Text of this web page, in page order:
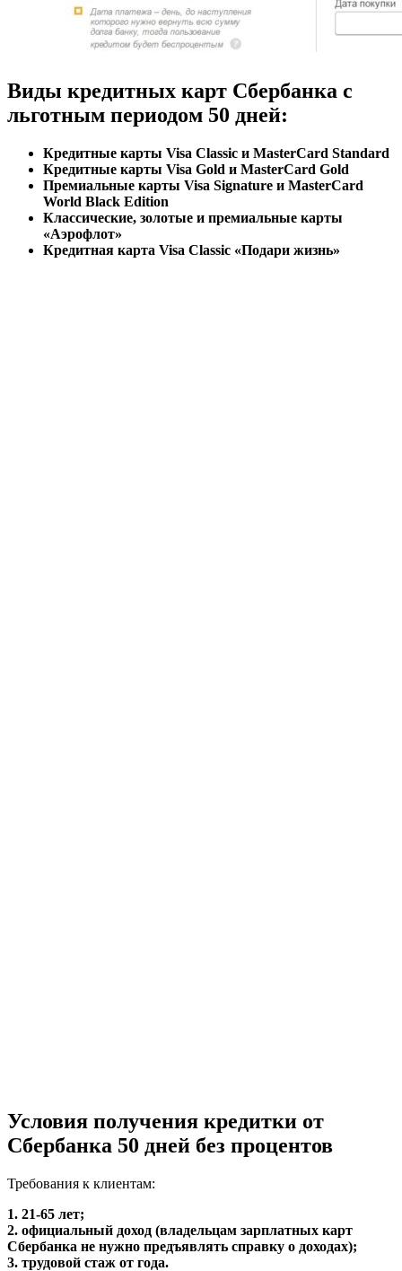
Виды кредитных карт Сбербанка с
льготным периодом 50 дней:
Кредитные карты Visa Classic и MasterCard Standard
Кредитные карты Visa Gold и MasterCard Gold
Премиальные карты Visa Signature и MasterCard
World Black Edition
Классические, золотые и премиальные карты
«Аэрофлот»
Кредитная карта Visa Classic «Подари жизнь»
Условия получения кредитки от
Сбербанка 50 дней без процентов
Требования к клиентам:
1. 21-65 лет;
2. официальный доход (владельцам зарплатных карт
Сбербанка не нужно предъявлять справку о доходах);
3. трудовой стаж от года.